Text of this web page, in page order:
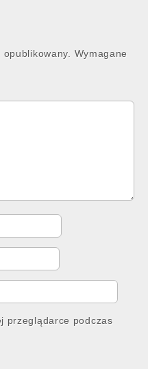
Wymagane
przeglądarce podczas